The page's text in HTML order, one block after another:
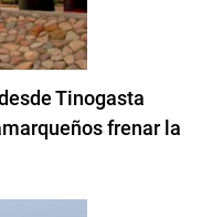
Tinogasta
frenar la